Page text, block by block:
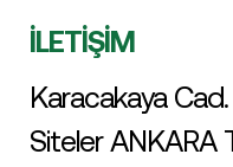
İLETİŞİM
Karacakaya Cad.
Siteler ANKARA